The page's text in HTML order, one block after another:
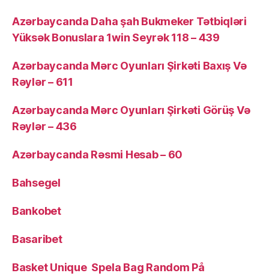
Azərbaycanda Daha şah Bukmeker Tətbiqləri
Yüksək Bonuslara 1win Seyrək 118 – 439
Azərbaycanda Mərc Oyunları Şirkəti Baxış Və
Rəylər – 611
Azərbaycanda Mərc Oyunları Şirkəti Görüş Və
Rəylər – 436
Azərbaycanda Rəsmi Hesab – 60
Bahsegel
Bankobet
Basaribet
Basket Unique ️ Spela Bag Random På